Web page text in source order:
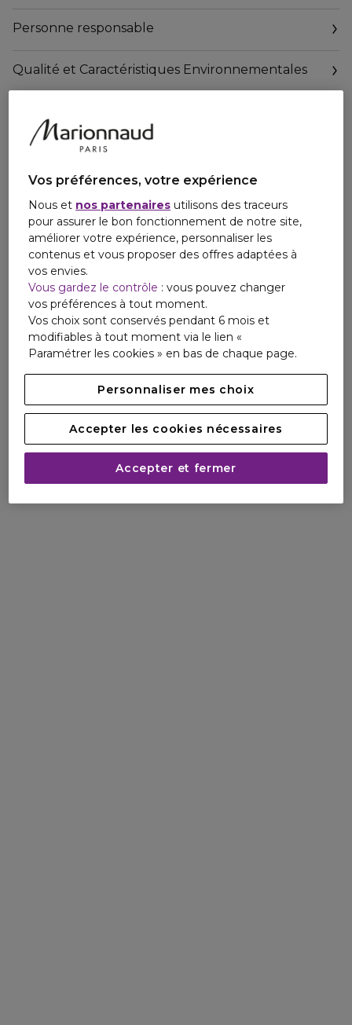
Personne responsable
Qualité et Caractéristiques Environnementales
Vos préférences, votre expérience
Nous et nos partenaires utilisons des traceurs
pour assurer le bon fonctionnement de notre site,
améliorer votre expérience, personnaliser les
contenus et vous proposer des offres adaptées à
vos envies.
Vous gardez le contrôle : vous pouvez changer
vos préférences à tout moment.
Vos choix sont conservés pendant 6 mois et
modifiables à tout moment via le lien «
Paramétrer les cookies » en bas de chaque page.
Personnaliser mes choix
Accepter les cookies nécessaires
Accepter et fermer